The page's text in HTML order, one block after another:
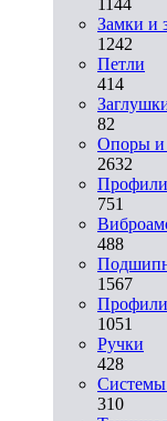
Замки и
1242
Петли
414
82
Опоры и
2632
Профили
751
488
1567
Профили
1051
Ручки
428
310